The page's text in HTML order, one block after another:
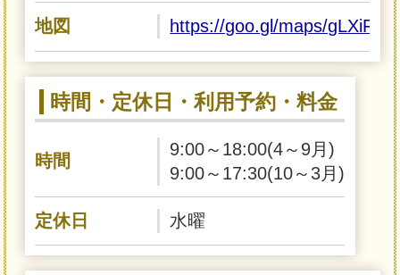
地図 https://goo.gl/maps/
時間・定休日・利用予約・料金
時間
9:00～18:00(4～9月)
9:00～17:30(10～3月)
定休日 水曜